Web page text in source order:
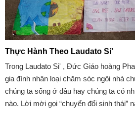
Thực Hành Theo Laudato Si'
Trong Laudato Si' , Đức Giáo hoàng
gia đình nhân loại chăm sóc ngôi nhà
chúng ta sống ở đâu hay chúng ta có
nào. Lời mời gọi “chuyển đổi sinh thái”